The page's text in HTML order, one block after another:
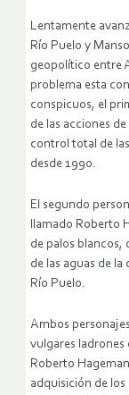
Lentamente
Río Puelo y
geopolítico entre
problema esta
conspicuos, el
de las acciones
control total de
desde 1990.
El segundo
llamado Roberto
de palos blancos,
de las aguas de
Río Puelo.
Ambos
vulgares ladrones
Roberto
adquisición de